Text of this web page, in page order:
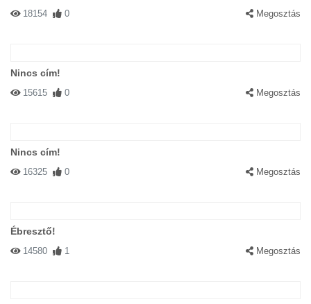
18154 0 Megosztás
Nincs cím!
15615 0 Megosztás
Nincs cím!
16325 0 Megosztás
Ébresztő!
14580 1 Megosztás